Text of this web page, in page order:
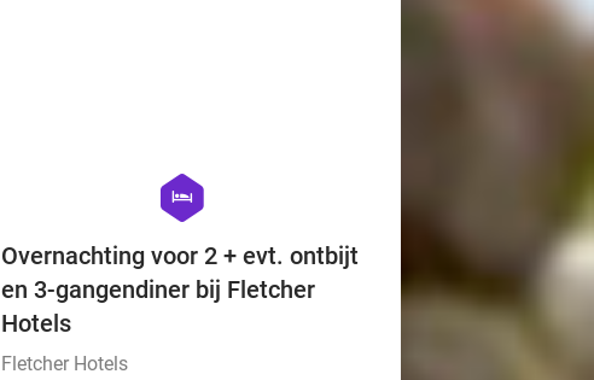
hexagon
hotel
Overnachting voor 2 + evt. ontbijt
en 3-gangendiner bij Fletcher
Hotels
Fletcher Hotels